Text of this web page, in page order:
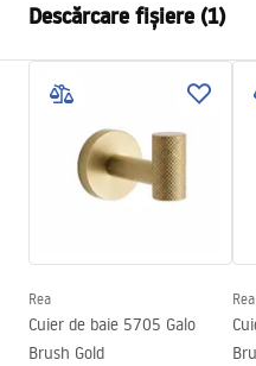
Material
Metodă de montaj
Latime
Inalime
Adâncime
Descărcare fișiere (1)
Condiții de garanție
Rea
Cuier de baie 5705 Galo
Brush Gold
Rea